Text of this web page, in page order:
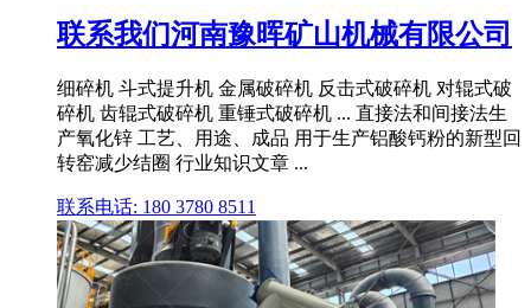
联系我们河南豫晖矿山机械有限公司
细碎机 斗式提升机 金属破碎机 反击式破碎机 对辊式破
碎机 齿辊式破碎机 重锤式破碎机 ... 直接法和间接法生
产氧化锌 工艺、用途、成品 用于生产铝酸钙粉的新型回
转窑减少结圈 行业知识文章 ...
联系电话: 180 3780 8511